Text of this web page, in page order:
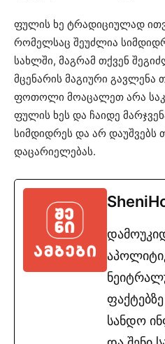
ფულის ხე ტრადიციულად
რომელსაც შეუძლია
სახლში, მაგრამ თქვენ
მცენარის მაგიური გავლენა
ფოთოლი მოაცალეთ არა
ფულის ხეს და ჩაიდე
სიმდიდრეს და არ დაუშვებს
დაცარიელებას.
სანდო